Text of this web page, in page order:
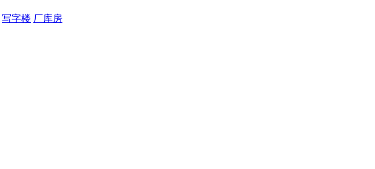
写字楼 厂库房